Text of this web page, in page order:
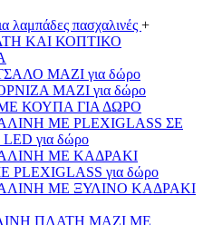
πασχαλινές +
ΚΑΙ ΚΟΠΤΙΚΟ
ΜΑΖΙ για δώρο
ΜΑΖΙ για δώρο
ΚΟΥΠΑ ΓΙΑ ΔΩΡΟ
ΜΕ PLEXIGLASS ΣΕ
για δώρο
ΜΕ ΚΑΔΡΑΚΙ
για δώρο
ΜΕ ΞΥΛΙΝΟ ΚΑΔΡΑΚΙ
ΠΛΑΤΗ ΜΑΖΙ ΜΕ